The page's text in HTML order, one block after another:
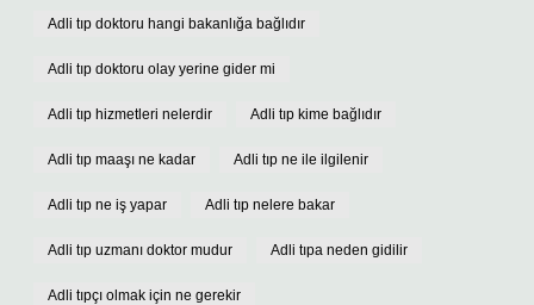
Adli tıp doktoru hangi bakanlığa bağlıdır
Adli tıp doktoru olay yerine gider mi
Adli tıp hizmetleri nelerdir Adli tıp kime bağlıdır
Adli tıp maaşı ne kadar Adli tıp ne ile ilgilenir
Adli tıp ne iş yapar Adli tıp nelere bakar
Adli tıp uzmanı doktor mudur Adli tıpa neden gidilir
Adli tıpçı olmak için ne gerekir